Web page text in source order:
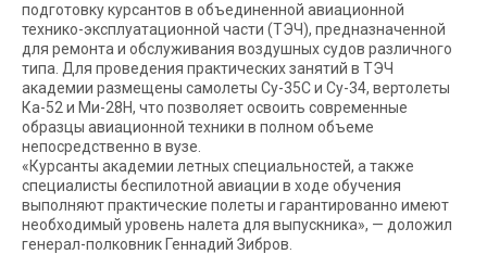
подготовку курсантов в объединенной авиационной
технико-эксплуатационной части (ТЭЧ), предназначенной
для ремонта и обслуживания воздушных судов различного
типа. Для проведения практических занятий в ТЭЧ
академии размещены самолеты Су-35С и Су-34, вертолеты
Ка-52 и Ми-28Н, что позволяет освоить современные
образцы авиационной техники в полном объеме
непосредственно в вузе.
«Курсанты академии летных специальностей, а также
специалисты беспилотной авиации в ходе обучения
выполняют практические полеты и гарантированно имеют
необходимый уровень налета для выпускника», — доложил
генерал-полковник Геннадий Зибров.